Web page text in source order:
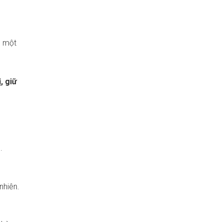
một
giữ